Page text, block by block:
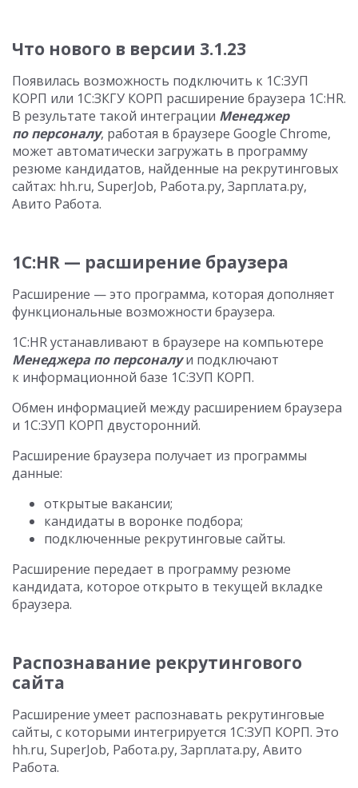
Что нового в версии 3.1.23
Появилась возможность подключить к 1С:ЗУП
КОРП или 1С:ЗКГУ КОРП расширение браузера 1С:HR.
В результате такой интеграции Менеджер
по персоналу, работая в браузере Google Chrome,
может автоматически загружать в программу
резюме кандидатов, найденные на рекрутинговых
сайтах: hh.ru, SuperJob, Работа.ру, Зарплата.ру,
Авито Работа.
1С:HR — расширение браузера
Расширение — это программа, которая дополняет
функциональные возможности браузера.
1C:HR устанавливают в браузере на компьютере
Менеджера по персоналуи подключают
к информационной базе 1С:ЗУП КОРП.
Обмен информацией между расширением браузера
и 1С:ЗУП КОРП двусторонний.
Расширение браузера получает из программы
данные:
открытые вакансии;
кандидаты в воронке подбора;
подключенные рекрутинговые сайты.
Расширение передает в программу резюме
кандидата, которое открыто в текущей вкладке
браузера.
Распознавание рекрутингового
сайта
Расширение умеет распознавать рекрутинговые
сайты, с которыми интегрируется 1С:ЗУП КОРП. Это
hh.ru, SuperJob, Работа.ру, Зарплата.ру, Авито
Работа.